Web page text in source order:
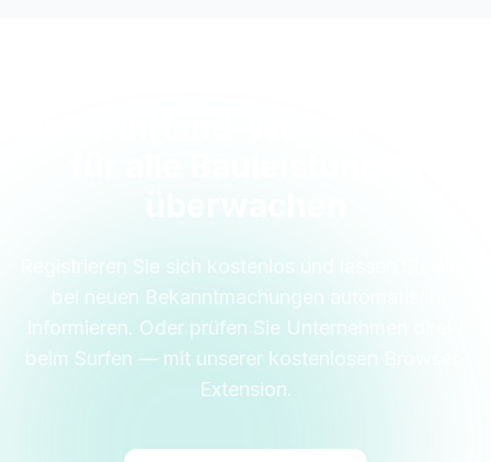
Registrieren Sie sich kostenlos und lassen Sie sich
bei neuen Bekanntmachungen automatisch
informieren. Oder prüfen Sie Unternehmen direkt
beim Surfen — mit unserer kostenlosen Browser-
Extension.